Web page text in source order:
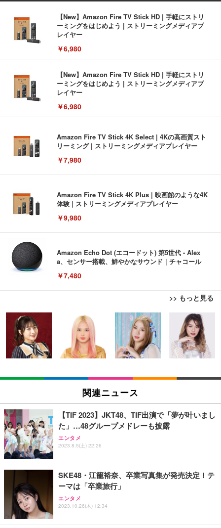
【New】Amazon Fire TV Stick HD | 手軽にストリ
ーミングをはじめよう | ストリーミングメディアプ
レイヤー
￥6,980
【New】Amazon Fire TV Stick HD | 手軽にストリ
ーミングをはじめよう | ストリーミングメディアプ
レイヤー
￥6,980
Amazon Fire TV Stick 4K Select | 4Kの高画質スト
リーミング | ストリーミングメディアプレイヤー
￥7,980
Amazon Fire TV Stick 4K Plus | 映画館のような4K
体験 | ストリーミングメディアプレイヤー
￥9,980
Amazon Echo Dot (エコードット) 第5世代 - Alex
a、センサー搭載、鮮やかなサウンド｜チャコール
￥7,480
>> もっと見る
[EdoErgo] オフィスチェア 椅子 テレワーク 疲れな
い 跳ね上げ式アームレスト コンパクト 約105度ロッ
キング pc 事務椅子 360度回転 座面昇降 強化ナイロ
ン樹脂ベース 通気性メッシュ 在宅ワーク H-WY01
(黒網+黒枠+黒足)
￥5,699
SIHOO B100 オフィスチェア／デスクチェア メッシ
ュチェア 人間工学 疲れない ブラック
￥27,999
Sezlife オフィスチェア デスクチェア 疲れない テレ
ワーク チェア 強化バックレスト 30度ロッキング機
能 人間工学 椅子 腰サポート 90度跳ね上げ式アーム
務用 おしゃれ パソコンチェア (ブラック)
Sezlife オフィスチェア デスクチェア 疲れない テレ
ワーク チェア 強化バックレスト 30度ロッキング機
能 人間工学 椅子 腰サポート 90度跳ね上げ式アーム
EIZO ビジネス向けプレミアムモニター | FlexScan
EV3240X-WT | 31.5型4K UHD・USB Type-C・ホワ
￥105,595
EIZO ビジネス向けプレミアムモニター | FlexScan
￥109,572
【純正品】27"ゲーミングモニター DualSense 充電
フック付き（CFI-ZDM1J）
【整備済み品】Dell E2724HS 27インチ 液晶モニタ
ー フルHD（1920×1080）VA 非光沢 HDMI/DisplayP
ort/VGA スピーカー内蔵 高さ調整 スイベル VESA対
Amazonベーシック ペットシーツ 薄型 レギュラー 1
回使い捨て 無香料 ホワイト 300枚
￥3,373
Amazonベーシック ペットシーツ 厚型 ワイド 42枚
x2袋(84枚) ホワイト(吸収面:ライトブルー)
￥3,234
ネオ・ルーライフ ネオ・オムツ L 中型犬用 26枚入
り 単品
Smart Basic(スマートベーシック) 【Amazon.co.jp
限定】 Smart Basic アイリスオーヤマ ペットシーツ
超厚型 お徳用 ワイド 100枚入 (x 1) (ケース販売)
関連ニュース
【TIF 2023】JKT48、TIF出演で「夢が叶いまし
た」…48グループメドレーも披露
エンタメ
2023.8.5(土) 22:26
SKE48・江籠裕奈、卒業写真集が発売決定！テ
ーマは「卒業旅行」
エンタメ
2023.10.26(木) 12:34